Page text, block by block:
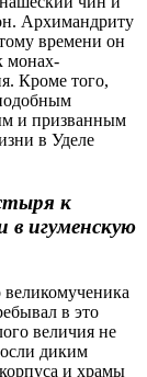
Архимандриту
времени он
монах-
Кроме того,
и призванным
в Уделе
к
игуменскую
великомученика
в это
величия не
диким
и храмы